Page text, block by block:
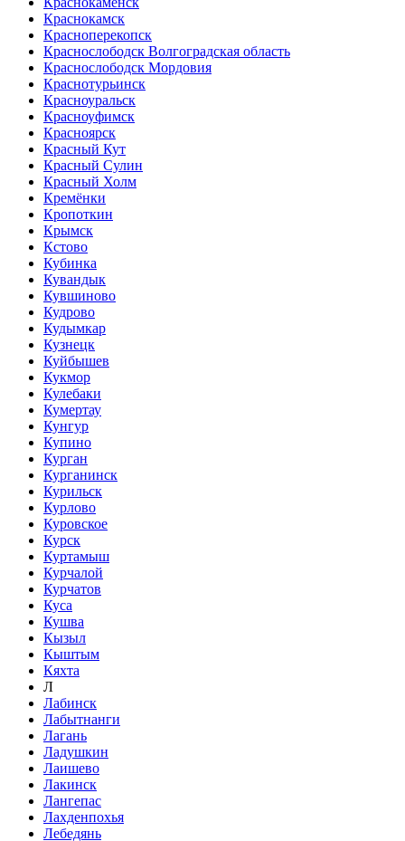
Краснокамск
Красноперекопск
Краснослободск Волгоградская область
Краснослободск Мордовия
Краснотурьинск
Красноуральск
Красноуфимск
Красноярск
Красный Кут
Красный Сулин
Красный Холм
Кремёнки
Кропоткин
Крымск
Кстово
Кубинка
Кувандык
Кувшиново
Кудрово
Кудымкар
Кузнецк
Куйбышев
Кукмор
Кулебаки
Кумертау
Кунгур
Купино
Курган
Курганинск
Курильск
Курлово
Куровское
Курск
Куртамыш
Курчалой
Курчатов
Куса
Кушва
Кызыл
Кыштым
Кяхта
Л
Лабинск
Лабытнанги
Лагань
Ладушкин
Лаишево
Лакинск
Лангепас
Лахденпохья
Лебедянь